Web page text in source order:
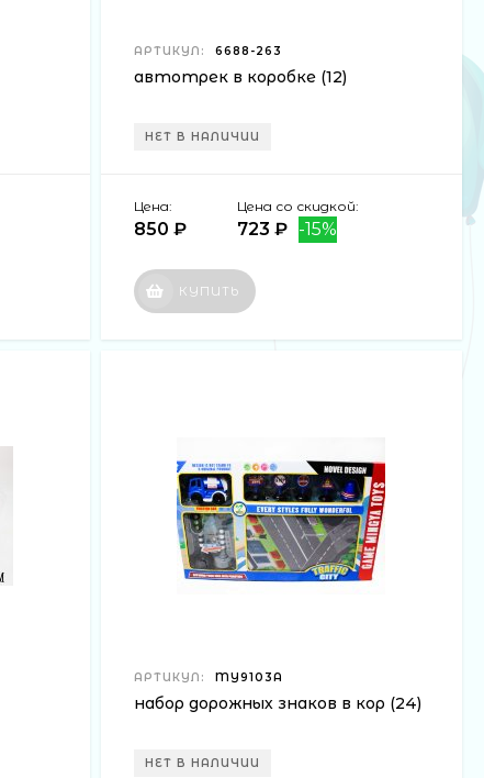
АРТИКУЛ: 6688-263
автотрек в коробке (12)
НЕТ В НАЛИЧИИ
Цена:
850 ₽
Цена со скидкой:
723 ₽ -15%
КУПИТЬ
АРТИКУЛ: MY9103A
набор дорожных знаков в кор (24)
НЕТ В НАЛИЧИИ